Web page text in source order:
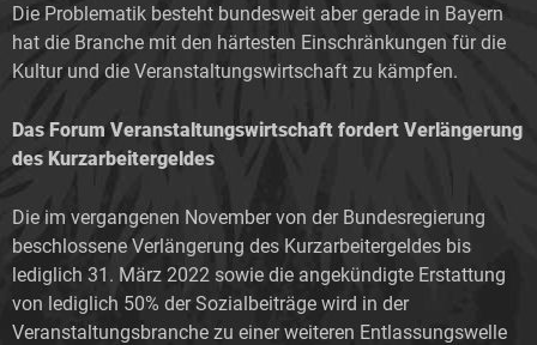
Die Problematik besteht bundesweit aber gerade in Bayern
hat die Branche mit den härtesten Einschränkungen für die
Kultur und die Veranstaltungswirtschaft zu kämpfen.
Das Forum Veranstaltungswirtschaft fordert Verlängerung
des Kurzarbeitergeldes
Die im vergangenen November von der Bundesregierung
beschlossene Verlängerung des Kurzarbeitergeldes bis
lediglich 31. März 2022 sowie die angekündigte Erstattung
von lediglich 50% der Sozialbeiträge wird in der
Veranstaltungsbranche zu einer weiteren Entlassungswelle